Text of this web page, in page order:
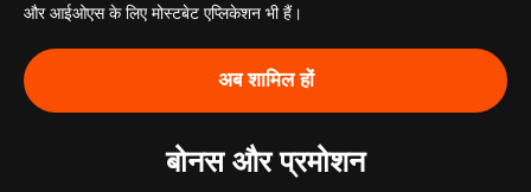
और आईओएस के लिए मोस्टबेट एप्लिकेशन भी हैं।
अब शामिल हों
बोनस और प्रमोशन